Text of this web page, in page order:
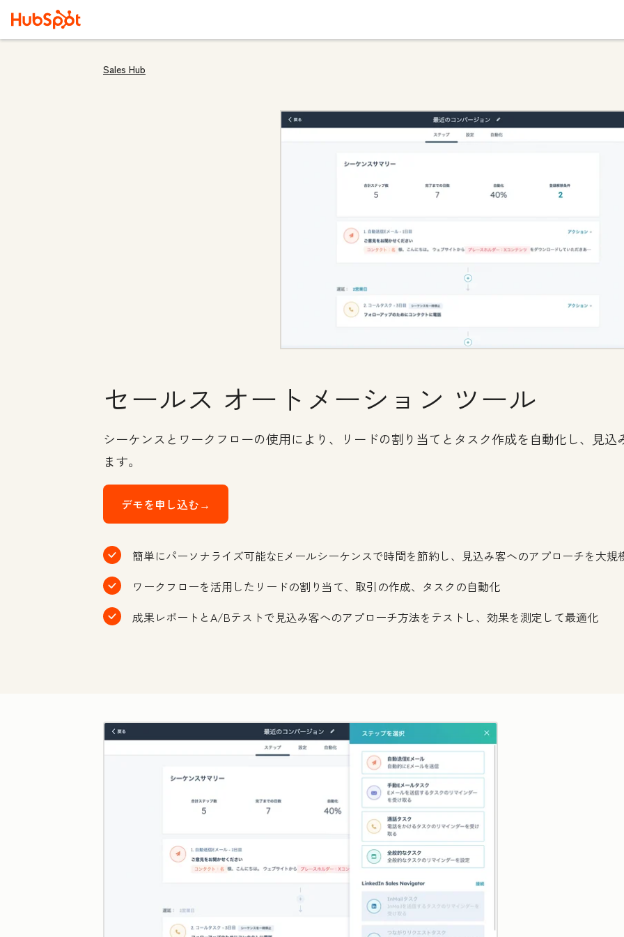
Sales Hub
セールス オートメーション ツール
シーケンスとワークフローの使用により、リードの割り当てとタスク作成を自動化し、見
ます。
デモを申し込む→
簡単にパーソナライズ可能なEメールシーケンスで時間を節約し、見込み客へのアプローチを大規
ワークフローを活用したリードの割り当て、取引の作成、タスクの自動化
成果レポートとA/Bテストで見込み客へのアプローチ方法をテストし、効果を測定して最適化